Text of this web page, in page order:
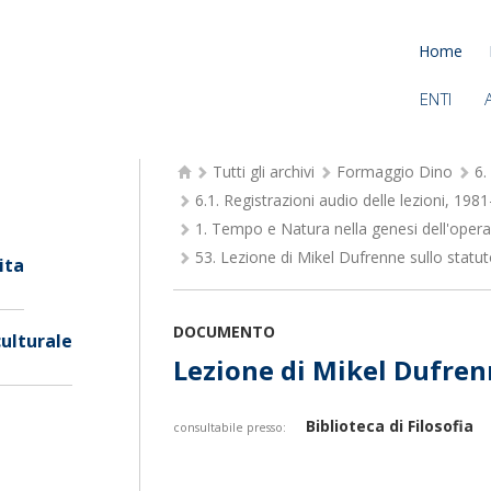
Home
ENTI
Tutti gli archivi Formaggio Dino 6.
6.1. Registrazioni audio delle lezioni,
1. Tempo e Natura nella genesi
53. Lezione di Mikel Dufrenne sullo
DOCUMENTO
Lezione di Mikel
consultabile presso: Biblioteca di Filosofia